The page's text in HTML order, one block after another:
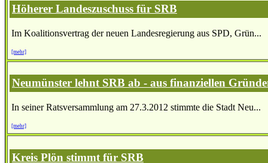
Höherer Landeszuschuss für SRB
Im Koalitionsvertrag der neuen Landesregierung aus SPD, Grün...
[mehr]
Neumünster lehnt SRB ab - aus finanziellen
In seiner Ratsversammlung am 27.3.2012 stimmte die Stadt Neu...
[mehr]
Kreis Plön stimmt für SRB